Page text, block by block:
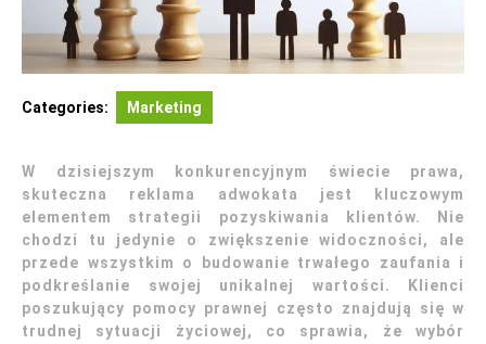
Categories: Marketing
W dzisiejszym konkurencyjnym świecie prawa,
skuteczna reklama adwokata jest kluczowym
elementem strategii pozyskiwania klientów. Nie
chodzi tu jedynie o zwiększenie widoczności, ale
przede wszystkim o budowanie trwałego zaufania i
podkreślanie swojej unikalnej wartości. Klienci
poszukujący pomocy prawnej często znajdują się w
trudnej sytuacji życiowej, co sprawia, że wybór